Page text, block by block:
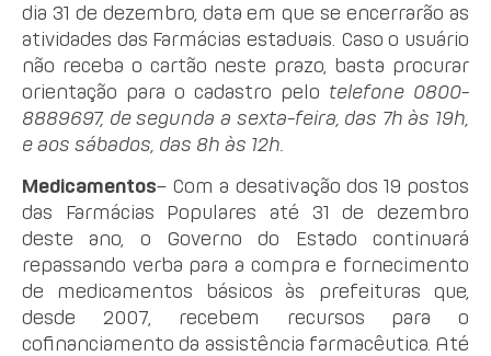
dia 31 de dezembro, data em que se encerrarão as
atividades das Farmácias estaduais. Caso o usuário
não receba o cartão neste prazo, basta procurar
orientação para o cadastro pelo telefone 0800-
8889697, de segunda a sexta-feira, das 7h às 19h,
e aos sábados, das 8h às 12h.
Medicamentos– Com a desativação dos 19 postos
das Farmácias Populares até 31 de dezembro
deste ano, o Governo do Estado continuará
repassando verba para a compra e fornecimento
de medicamentos básicos às prefeituras que,
desde 2007, recebem recursos para o
cofinanciamento da assistência farmacêutica. Até